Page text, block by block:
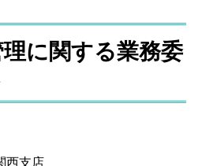
に関する業務委
西支店